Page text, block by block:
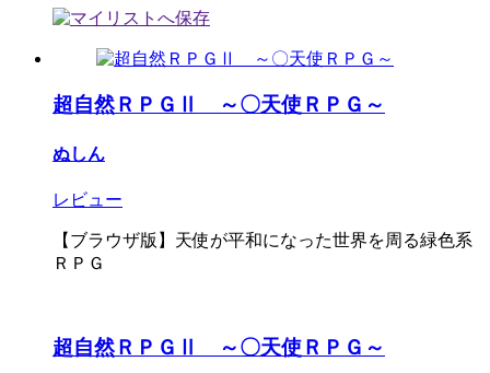
超自然ＲＰＧⅡ ～〇天使ＲＰＧ～
ぬしん
レビュー
【ブラウザ版】天使が平和になった世界を周る緑色系
ＲＰＧ
超自然ＲＰＧⅡ ～〇天使ＲＰＧ～